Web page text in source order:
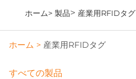
ホーム> 製品> 産業用RFIDタグ
ホーム > 産業用RFIDタグ
すべての製品